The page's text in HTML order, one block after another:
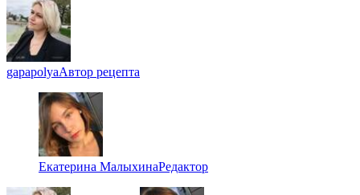
gapapolyaАвтор рецепта
Екатерина МалыхинаРедактор